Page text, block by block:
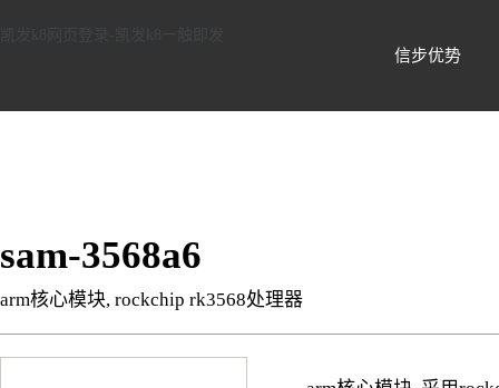
信步优势
sam-3568a6
arm核心模块, rockchip rk3568处理器